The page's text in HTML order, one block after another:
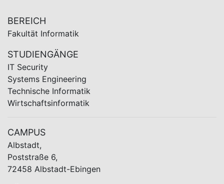
BEREICH
Fakultät Informatik
STUDIENGÄNGE
IT Security
Systems Engineering
Technische Informatik
Wirtschaftsinformatik
CAMPUS
Albstadt,
Poststraße 6,
72458 Albstadt-Ebingen